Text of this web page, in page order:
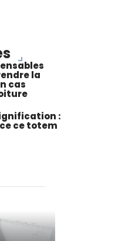
la
cas
:
ce totem